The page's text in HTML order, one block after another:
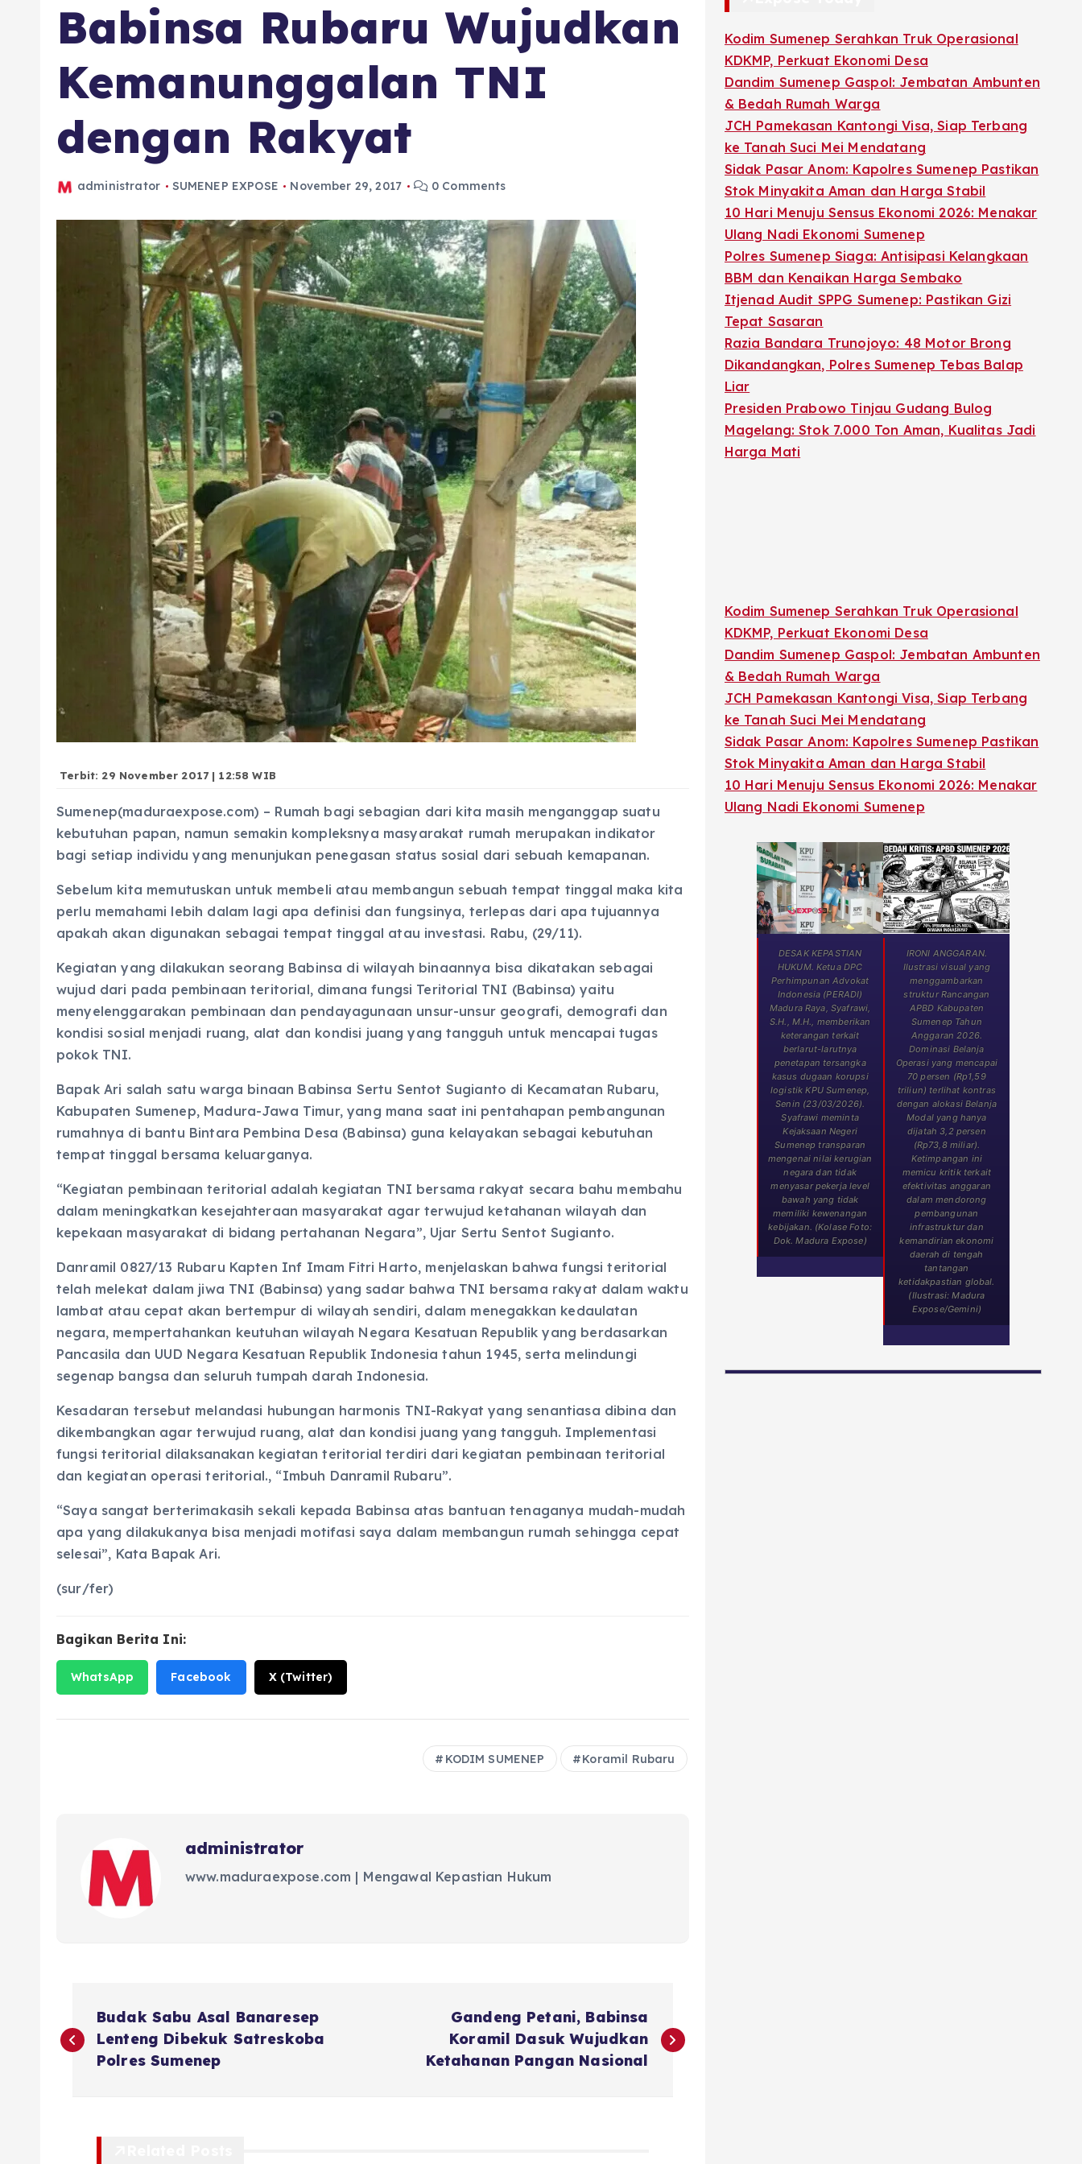
Babinsa Rubaru Wujudkan
Kemanunggalan TNI
dengan Rakyat
administrator SUMENEP EXPOSE November 29, 2017 0 Comments
Terbit: 29 November 2017 | 12:58 WIB
Sumenep(maduraexpose.com) – Rumah bagi sebagian dari kita masih menganggap suatu
kebutuhan papan, namun semakin kompleksnya masyarakat rumah merupakan indikator
bagi setiap individu yang menunjukan penegasan status sosial dari sebuah kemapanan.
Sebelum kita memutuskan untuk membeli atau membangun sebuah tempat tinggal maka kita
perlu memahami lebih dalam lagi apa definisi dan fungsinya, terlepas dari apa tujuannya
apakah akan digunakan sebagai tempat tinggal atau investasi. Rabu, (29/11).
Kegiatan yang dilakukan seorang Babinsa di wilayah binaannya bisa dikatakan sebagai
wujud dari pada pembinaan teritorial, dimana fungsi Teritorial TNI (Babinsa) yaitu
menyelenggarakan pembinaan dan pendayagunaan unsur-unsur geografi, demografi dan
kondisi sosial menjadi ruang, alat dan kondisi juang yang tangguh untuk mencapai tugas
pokok TNI.
Bapak Ari salah satu warga binaan Babinsa Sertu Sentot Sugianto di Kecamatan Rubaru,
Kabupaten Sumenep, Madura-Jawa Timur, yang mana saat ini pentahapan pembangunan
rumahnya di bantu Bintara Pembina Desa (Babinsa) guna kelayakan sebagai kebutuhan
tempat tinggal bersama keluarganya.
“Kegiatan pembinaan teritorial adalah kegiatan TNI bersama rakyat secara bahu membahu
dalam meningkatkan kesejahteraan masyarakat agar terwujud ketahanan wilayah dan
kepekaan masyarakat di bidang pertahanan Negara”, Ujar Sertu Sentot Sugianto.
Danramil 0827/13 Rubaru Kapten Inf Imam Fitri Harto, menjelaskan bahwa fungsi teritorial
telah melekat dalam jiwa TNI (Babinsa) yang sadar bahwa TNI bersama rakyat dalam waktu
lambat atau cepat akan bertempur di wilayah sendiri, dalam menegakkan kedaulatan
negara, mempertahankan keutuhan wilayah Negara Kesatuan Republik yang berdasarkan
Pancasila dan UUD Negara Kesatuan Republik Indonesia tahun 1945, serta melindungi
segenap bangsa dan seluruh tumpah darah Indonesia.
Kesadaran tersebut melandasi hubungan harmonis TNI-Rakyat yang senantiasa dibina dan
dikembangkan agar terwujud ruang, alat dan kondisi juang yang tangguh. Implementasi
fungsi teritorial dilaksanakan kegiatan teritorial terdiri dari kegiatan pembinaan teritorial
dan kegiatan operasi teritorial., “Imbuh Danramil Rubaru”.
“Saya sangat berterimakasih sekali kepada Babinsa atas bantuan tenaganya mudah-mudah
apa yang dilakukanya bisa menjadi motifasi saya dalam membangun rumah sehingga cepat
selesai”, Kata Bapak Ari.
(sur/fer)
Bagikan Berita Ini:
WhatsApp Facebook X (Twitter)
KODIM SUMENEP Koramil Rubaru
administrator
www.maduraexpose.com | Mengawal Kepastian Hukum
a
Budak Sabu Asal Banaresep
Lenteng Dibekuk Satreskoba
Polres Sumenep
Gandeng Petani, Babinsa
Koramil Dasuk Wujudkan
Ketahanan Pangan Nasional
Kodim Sumenep Serahkan Truk Operasional
KDKMP, Perkuat Ekonomi Desa
Dandim Sumenep Gaspol: Jembatan Ambunten
& Bedah Rumah Warga
JCH Pamekasan Kantongi Visa, Siap Terbang
ke Tanah Suci Mei Mendatang
Sidak Pasar Anom: Kapolres Sumenep Pastikan
Stok Minyakita Aman dan Harga Stabil
10 Hari Menuju Sensus Ekonomi 2026: Menakar
Ulang Nadi Ekonomi Sumenep
Polres Sumenep Siaga: Antisipasi Kelangkaan
BBM dan Kenaikan Harga Sembako
Itjenad Audit SPPG Sumenep: Pastikan Gizi
Tepat Sasaran
Razia Bandara Trunojoyo: 48 Motor Brong
Dikandangkan, Polres Sumenep Tebas Balap
Liar
Presiden Prabowo Tinjau Gudang Bulog
Magelang: Stok 7.000 Ton Aman, Kualitas Jadi
Harga Mati
Kodim Sumenep Serahkan Truk Operasional
KDKMP, Perkuat Ekonomi Desa
Dandim Sumenep Gaspol: Jembatan Ambunten
& Bedah Rumah Warga
JCH Pamekasan Kantongi Visa, Siap Terbang
ke Tanah Suci Mei Mendatang
Sidak Pasar Anom: Kapolres Sumenep Pastikan
Stok Minyakita Aman dan Harga Stabil
10 Hari Menuju Sensus Ekonomi 2026: Menakar
Ulang Nadi Ekonomi Sumenep
DESAK KEPASTIAN
HUKUM. Ketua DPC
Perhimpunan Advokat
Indonesia (PERADI)
Madura Raya, Syafrawi,
S.H., M.H., memberikan
keterangan terkait
berlarut-larutnya
penetapan tersangka
kasus dugaan korupsi
logistik KPU Sumenep,
Senin (23/03/2026).
Syafrawi meminta
Kejaksaan Negeri
Sumenep transparan
mengenai nilai kerugian
negara dan tidak
menyasar pekerja level
bawah yang tidak
memiliki kewenangan
kebijakan. (Kolase Foto:
Dok. Madura Expose)
IRONI ANGGARAN.
Ilustrasi visual yang
menggambarkan
struktur Rancangan
APBD Kabupaten
Sumenep Tahun
Anggaran 2026.
Dominasi Belanja
Operasi yang mencapai
70 persen (Rp1,59
triliun) terlihat kontras
dengan alokasi Belanja
Modal yang hanya
dijatah 3,2 persen
(Rp73,8 miliar).
Ketimpangan ini
memicu kritik terkait
efektivitas anggaran
dalam mendorong
pembangunan
infrastruktur dan
kemandirian ekonomi
daerah di tengah
tantangan
ketidakpastian global.
(Ilustrasi: Madura
Expose/Gemini)